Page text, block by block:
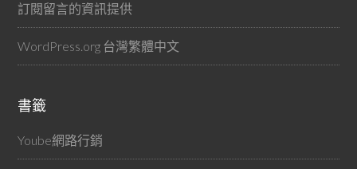
訂閱留言的資訊提供
WordPress.org 台灣繁體中文
書籤
Yoube網路行銷